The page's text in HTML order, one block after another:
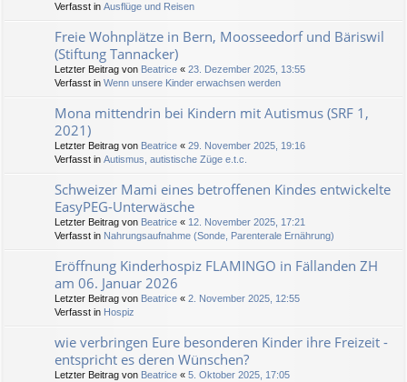
Verfasst in Ausflüge und Reisen
Freie Wohnplätze in Bern, Moosseedorf und Bäriswil
(Stiftung Tannacker)
Letzter Beitrag von Beatrice « 23. Dezember 2025, 13:55
Verfasst in Wenn unsere Kinder erwachsen werden
Mona mittendrin bei Kindern mit Autismus (SRF 1,
2021)
Letzter Beitrag von Beatrice « 29. November 2025, 19:16
Verfasst in Autismus, autistische Züge e.t.c.
Schweizer Mami eines betroffenen Kindes entwickelte
EasyPEG-Unterwäsche
Letzter Beitrag von Beatrice « 12. November 2025, 17:21
Verfasst in Nahrungsaufnahme (Sonde, Parenterale Ernährung)
Eröffnung Kinderhospiz FLAMINGO in Fällanden ZH
am 06. Januar 2026
Letzter Beitrag von Beatrice « 2. November 2025, 12:55
Verfasst in Hospiz
wie verbringen Eure besonderen Kinder ihre Freizeit -
entspricht es deren Wünschen?
Letzter Beitrag von Beatrice « 5. Oktober 2025, 17:05